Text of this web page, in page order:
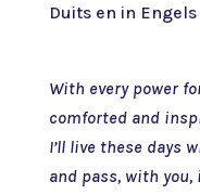
Duits en in
With every power
comforted and
I’ll live these days
and pass, with